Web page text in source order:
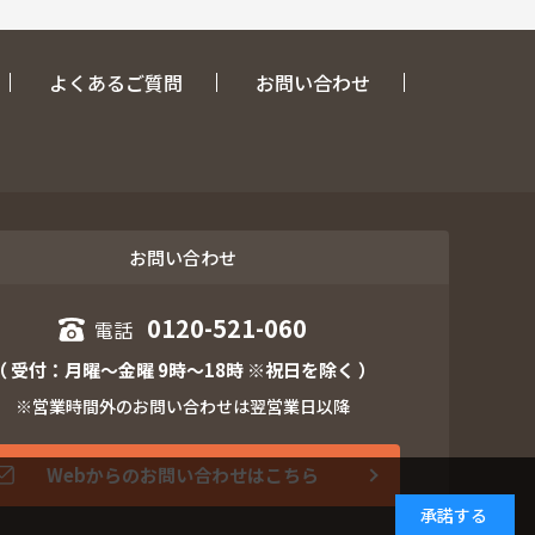
よくあるご質問
お問い合わせ
お問い合わせ
0120-521-060
（ 受付：月曜～金曜 9時～18時 ※祝日を除く ）
※営業時間外のお問い合わせは翌営業日以降
Webからのお問い合わせはこちら
承諾する